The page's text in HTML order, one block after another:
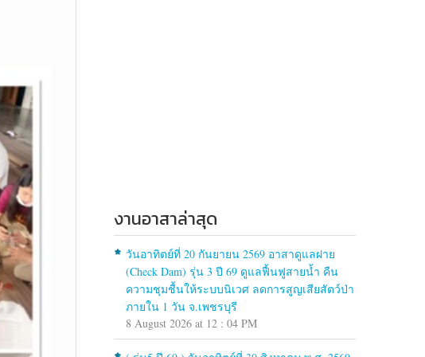
งานอาสาล่าสุด
วันอาทิตย์ที่ 20 กันยายน 2569 อาสาดูแลฝาย
(Check Dam) รุ่น 3 ปี 69 ดูแลฟื้นฟูสายน้ำ คืน
ความชุมชื้นให้ระบบนิเวศ ลดการสูญเสียสัตว์ป่า
ภายใน 1 วัน จ.เพชรบุรี
8 August 2026 at 12 : 04 PM